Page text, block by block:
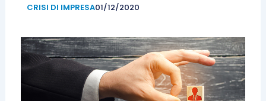
CRISI DI IMPRESA01/12/2020